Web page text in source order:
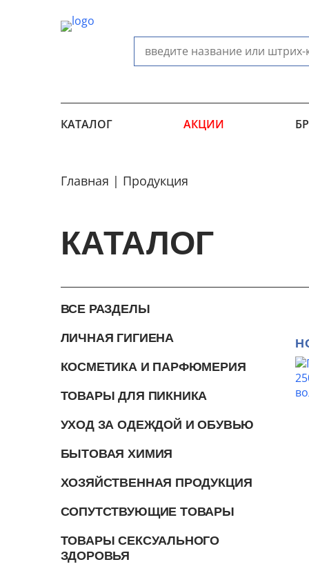
КАТАЛОГ АКЦИИ
Главная Продукция
КАТАЛОГ
ВСЕ РАЗДЕЛЫ
ЛИЧНАЯ ГИГИЕНА
КОСМЕТИКА И ПАРФЮМЕРИЯ
ТОВАРЫ ДЛЯ ПИКНИКА
УХОД ЗА ОДЕЖДОЙ И ОБУВЬЮ
БЫТОВАЯ ХИМИЯ
ХОЗЯЙСТВЕННАЯ ПРОДУКЦИЯ
СОПУТСТВУЮЩИЕ ТОВАРЫ
ТОВАРЫ СЕКСУАЛЬНОГО
ЗДОРОВЬЯ